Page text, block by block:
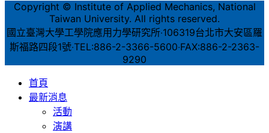
Copyright © Institute of Applied Mechanics, National
Taiwan University. All rights reserved.
國立臺灣大學工學院應用力學研究所‧106319台北市大安區羅
斯福路四段1號‧TEL:886-2-3366-5600‧FAX:886-2-2363-
9290
首頁
最新消息
活動
演講